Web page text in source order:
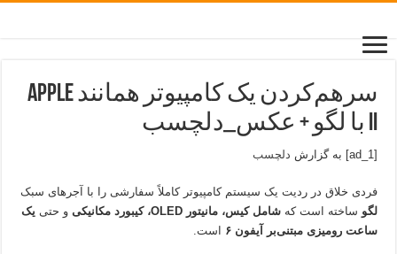
سرهم‌کردن یک کامپیوتر همانند Apple
II با لگو + عکس_دلچسب
[ad_1] به گزارش دلچسب
فردی خلاق در ردیت یک سیستم کامپیوتر کاملاً سفارشی را با آجرهای سبک
لگو ساخته است کهشامل کیس، مانیتور OLED، کیبورد مکانیکی و حتی یک
ساعت رومیزی مبتنی‌بر آیفون ۶
است.